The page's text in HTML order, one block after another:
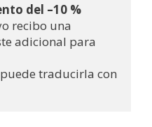
del –10 %
recibo una
adicional para
traducirla con